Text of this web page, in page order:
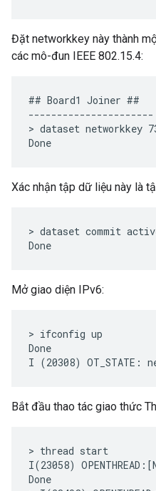
Đặt networkkey này thành
các mô-đun IEEE 802.15.4:
## Board1 Joiner ##
----------------------
> dataset networkkey
Xác nhận tập dữ liệu này là
> dataset commit
Mở giao diện IPv6:
> ifconfig up
Done
Bắt đầu thao tác giao thức
> thread start
I(23058)
Done